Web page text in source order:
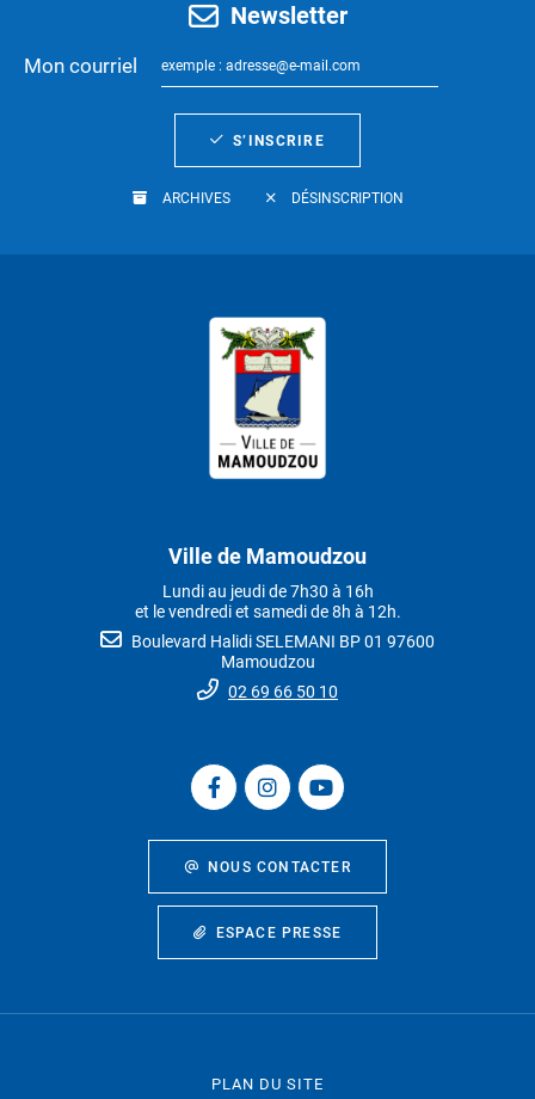
Newsletter
Mon courriel
S’INSCRIRE
ARCHIVES DÉSINSCRIPTION
Ville de Mamoudzou
Lundi au jeudi de 7h30 à 16h
et le vendredi et samedi de 8h à 12h.
Boulevard Halidi SELEMANI BP 01 97600
Mamoudzou
02 69 66 50 10
NOUS CONTACTER
ESPACE PRESSE
PLAN DU SITE